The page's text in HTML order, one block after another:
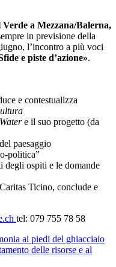
a Mezzana/Balerna,
in previsione della
l’incontro a più voci
e piste d’azione».
e contestualizza
e il suo progetto (da
paesaggio
politica”
degli ospiti e le domande
Ticino, conclude e
tel: 079 755 78 58
ai piedi del ghiacciaio
delle risorse e al